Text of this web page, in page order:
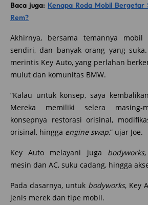
Baca juga: Kenapa Roda Mobil Bergetar
Rem?
Akhirnya, bersama temannya mobil
sendiri, dan banyak orang yang
merintis Key Auto, yang perlahan
mulut dan komunitas BMW.
“Kalau untuk konsep, saya
Mereka memiliki selera masing-
konsepnya restorasi orisinal,
orisinal, hingga engine swap,” ujar Joe.
Key Auto melayani juga bodyworks
mesin dan AC, suku cadang, hingga
Pada dasarnya, untuk bodyworks, Key
jenis merek dan tipe mobil.